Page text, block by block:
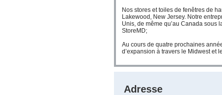
Nos stores et toiles de fenêtres de
Lakewood, New Jersey. Notre
Unis, de même qu’au Canada sous
StoreMD;
Au cours de quatre prochaines
d’expansion à travers le Midwest et
Adresse